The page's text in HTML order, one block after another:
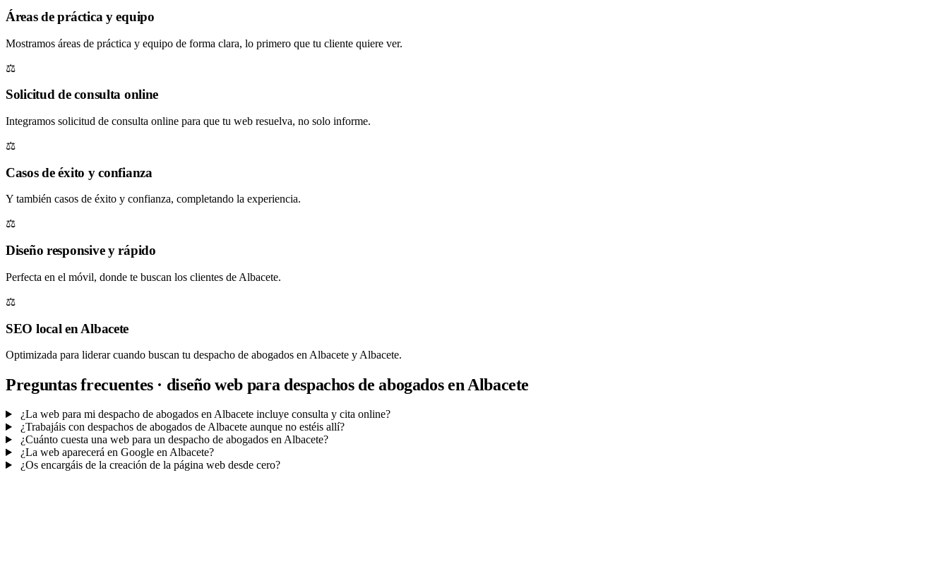
Áreas de práctica y equipo
Mostramos áreas de práctica y equipo de forma clara, lo primero que tu cliente quiere ver.
⚖️
Solicitud de consulta online
Integramos solicitud de consulta online para que tu web resuelva, no solo informe.
⚖️
Casos de éxito y confianza
Y también casos de éxito y confianza, completando la experiencia.
⚖️
Diseño responsive y rápido
Perfecta en el móvil, donde te buscan los clientes de Albacete.
⚖️
SEO local en Albacete
Optimizada para liderar cuando buscan tu despacho de abogados en Albacete y Albacete.
Preguntas frecuentes · diseño web para despachos de abogados en Albacete
¿La web para mi despacho de abogados en Albacete incluye consulta y cita online?
¿Trabajáis con despachos de abogados de Albacete aunque no estéis allí?
¿Cuánto cuesta una web para un despacho de abogados en Albacete?
¿La web aparecerá en Google en Albacete?
¿Os encargáis de la creación de la página web desde cero?